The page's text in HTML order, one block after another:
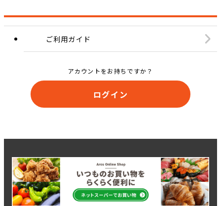
ご利用ガイド
アカウントをお持ちですか？
ログイン